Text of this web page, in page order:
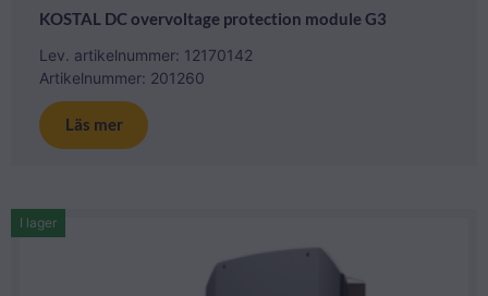
KOSTAL DC overvoltage protection module G3
Lev. artikelnummer: 12170142
Artikelnummer: 201260
Läs mer
I lager